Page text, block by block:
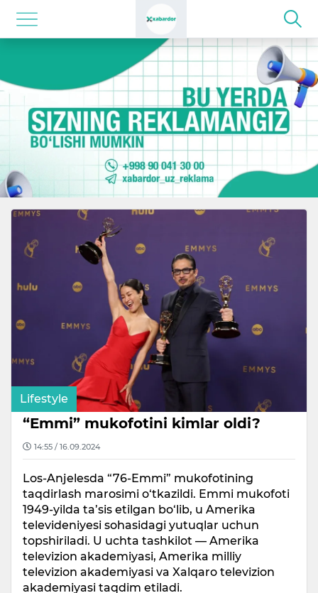
Lifestyle
“Emmi” mukofotini kimlar oldi?
14:55 / 16.09.2024
Los-Anjelesda “76-Emmi” mukofotining
taqdirlash marosimi o‘tkazildi. Emmi mukofoti
1949-yilda ta’sis etilgan bo‘lib, u Amerika
televideniyesi sohasidagi yutuqlar uchun
topshiriladi. U uchta tashkilot — Amerika
televizion akademiyasi, Amerika milliy
televizion akademiyasi va Xalqaro televizion
akademiyasi taqdim etiladi.